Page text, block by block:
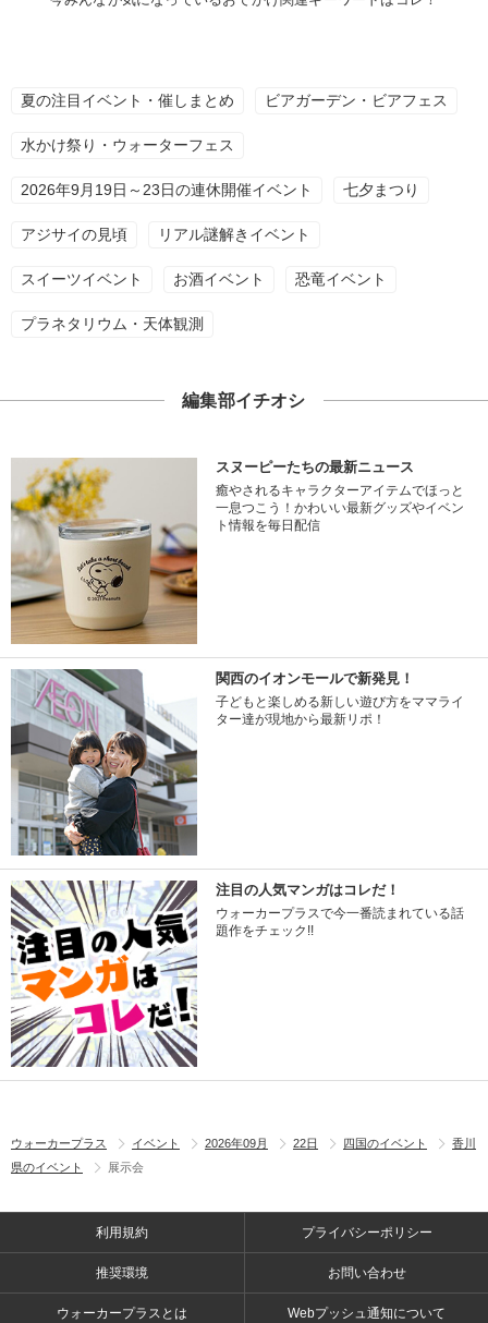
夏の注目イベント・催しまとめ ビアガーデン・ビアフェス
水かけ祭り・ウォーターフェス
2026年9月19日～23日の連休開催イベント 七夕まつり
アジサイの見頃 リアル謎解きイベント
スイーツイベント お酒イベント 恐竜イベント
プラネタリウム・天体観測
編集部イチオシ
スヌーピーたちの最新ニュース
癒やされるキャラクターアイテムでほっと
一息つこう！かわいい最新グッズやイベン
ト情報を毎日配信
関西のイオンモールで新発見！
子どもと楽しめる新しい遊び方をママライ
ター達が現地から最新リポ！
注目の人気マンガはコレだ！
ウォーカープラスで今一番読まれている話
題作をチェック!!
ウォーカープラス イベント 2026年09月 22日 四国のイベント
香川
県のイベント
展示会
利用規約 プライバシーポリシー
推奨環境 お問い合わせ
ウォーカープラスとは Webプッシュ通知について